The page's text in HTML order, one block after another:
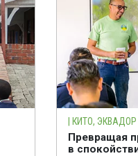
| КИТО, ЭКВАДОР |
Превращая
в